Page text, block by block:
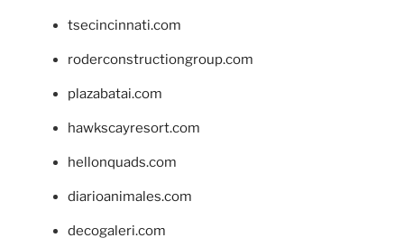
tsecincinnati.com
roderconstructiongroup.com
plazabatai.com
hawkscayresort.com
hellonquads.com
diarioanimales.com
decogaleri.com